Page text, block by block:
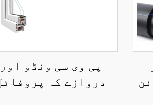
پی وی سی ونڈو اور
دروازے کا